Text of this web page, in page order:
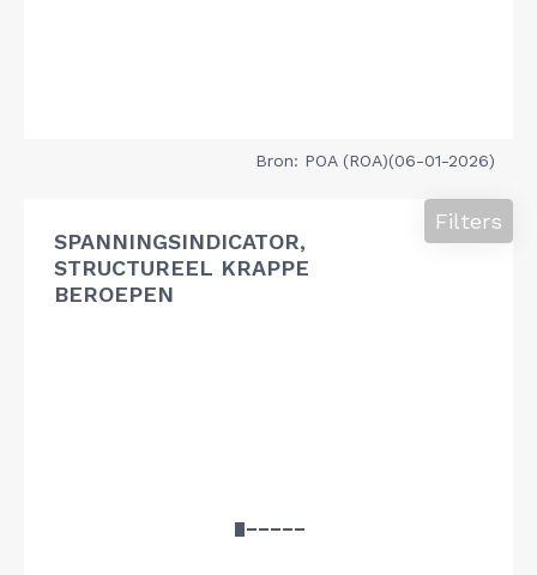
Bron: POA (ROA)(06-01-2026)
SPANNINGSINDICATOR,
STRUCTUREEL KRAPPE
BEROEPEN
Filters